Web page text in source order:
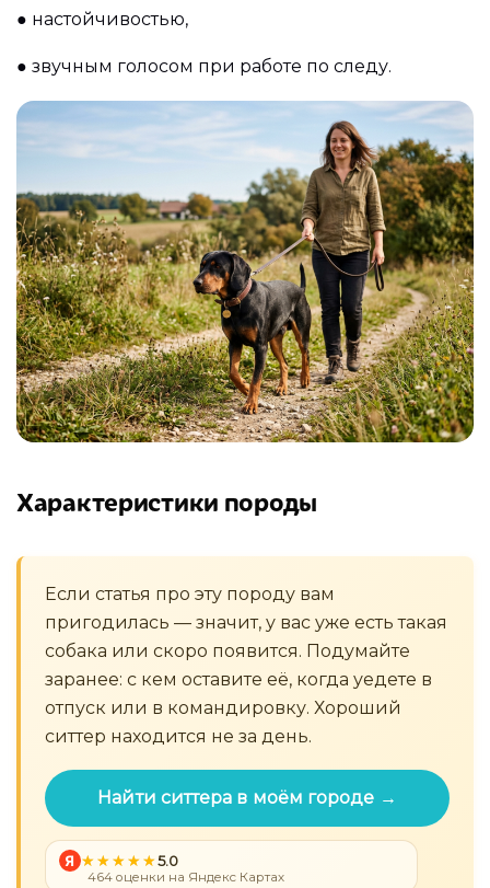
● настойчивостью,
● звучным голосом при работе по следу.
Характеристики породы
Если статья про эту породу вам
пригодилась — значит, у вас уже есть такая
собака или скоро появится. Подумайте
заранее: с кем оставите её, когда уедете в
отпуск или в командировку. Хороший
ситтер находится не за день.
Найти ситтера в моём городе →
Я 5.0
464 оценки на Яндекс Картах